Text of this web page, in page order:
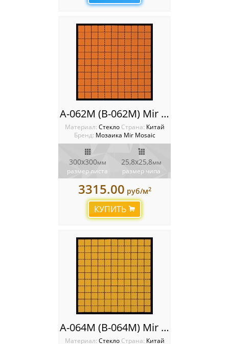
A-062M (B-062M) Mir mosaic
Материал: Стекло Cтрана: Китай
Бренд: Мозаика Mir Mosaic
300x300мм
размер листа
25,8х25,8мм
размер чипа
3315.00 руб/м2
КУПИТЬ
A-064M (B-064M) Mir mosaic
Материал: Стекло Cтрана: Китай